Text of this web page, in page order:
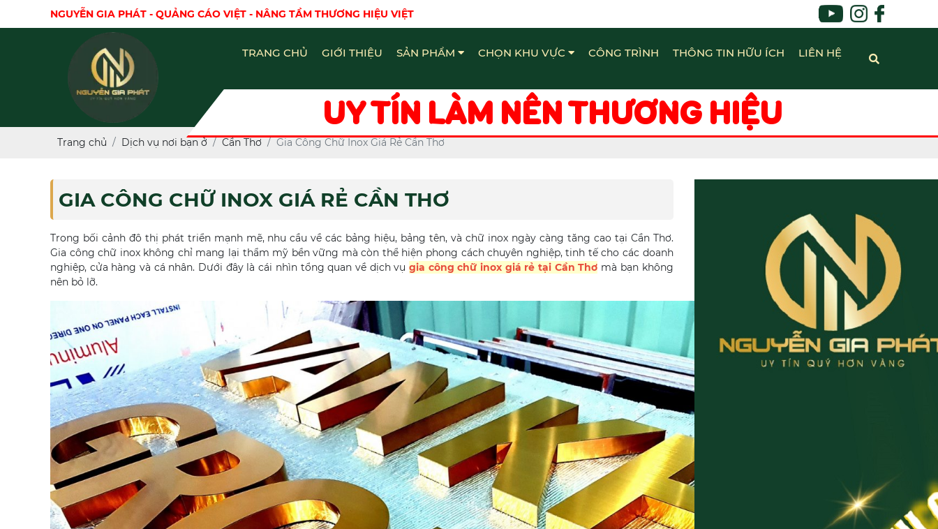
NGUYỄN GIA PHÁT - QUẢNG CÁO VIỆT - NÂNG TẦM THƯƠNG HIỆU VIỆT
TRANG CHỦ GIỚI THIỆU SẢN PHẨM CHỌN KHU VỰC CÔNG TRÌNH THÔNG TIN HỮU ÍCH LIÊN HỆ
UY TÍN LÀM NÊN THƯƠNG HIỆU
Trang chủ Dịch vụ nơi bạn ở Cần Thơ Gia Công Chữ Inox Giá Rẻ Cần Thơ
GIA CÔNG CHỮ INOX GIÁ RẺ CẦN THƠ
Trong bối cảnh đô thị phát triển mạnh mẽ, nhu cầu về các bảng hiệu, bảng tên, và chữ inox ngày càng tăng cao tại Cần Thơ.
Gia công chữ inox không chỉ mang lại thẩm mỹ bền vững mà còn thể hiện phong cách chuyên nghiệp, tinh tế cho các doanh
nghiệp, cửa hàng và cá nhân. Dưới đây là cái nhìn tổng quan về dịch vụ gia công chữ inox giá rẻ tại Cần Thơ mà bạn không
nên bỏ lỡ.